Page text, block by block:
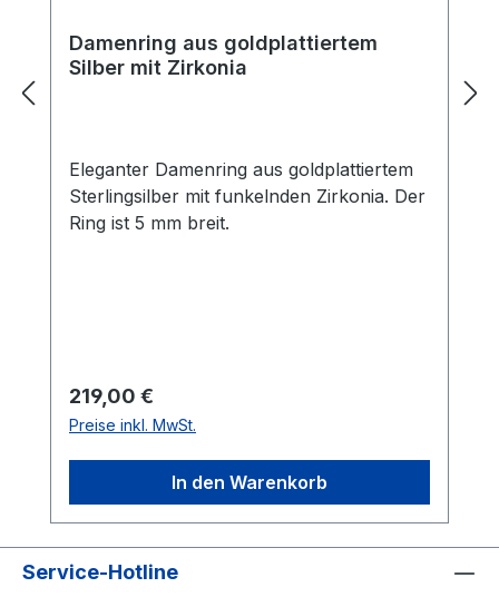
Damenring aus goldplattiertem
Silber mit Zirkonia
Eleganter Damenring aus goldplattiertem
Sterlingsilber mit funkelnden Zirkonia. Der
Ring ist 5 mm breit.
Regulärer Preis:
219,00 €
Preise inkl. MwSt.
In den Warenkorb
Service-Hotline